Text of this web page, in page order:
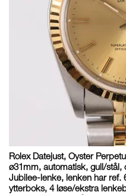
Rolex Datejust, Oyster
ø31mm, automatisk, gull/stål,
Jubilee-lenke, lenken har ref.
ytterboks, 4 løse/ekstra